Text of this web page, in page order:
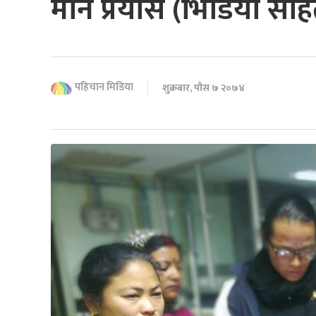
मार्ने प्रयास (भिडियो
पहिचान मिडिया शुक्रबार, पौस ७ २०७४